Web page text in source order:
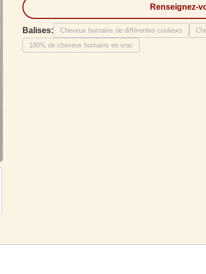
Renseignez-
Balises: Cheveux humains de différentes couleurs
100% de cheveux humains en vrac